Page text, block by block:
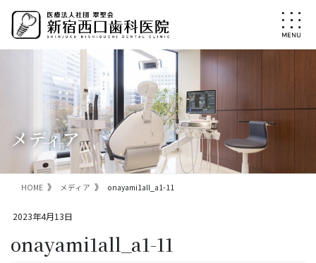
ン
ー
メディア
HOME メディア onayami1all_a1-11
2023年4月13日
onayami1all_a1-11